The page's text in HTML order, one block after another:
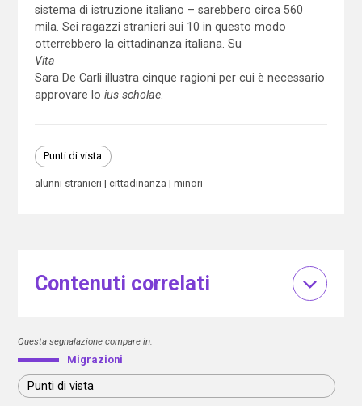
sistema di istruzione italiano – sarebbero circa 560
mila. Sei ragazzi stranieri sui 10 in questo modo
otterrebbero la cittadinanza italiana. Su
Vita
Sara De Carli illustra cinque ragioni per cui è necessario
approvare lo ius scholae.
Punti di vista
alunni stranieri cittadinanza minori
Contenuti correlati
Questa segnalazione compare in:
Migrazioni
Punti di vista